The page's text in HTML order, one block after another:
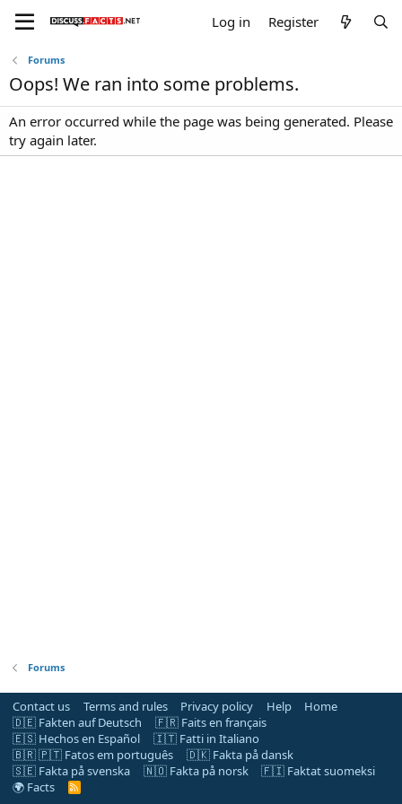
Log in Register
Forums
Oops! We ran into some problems.
An error occurred while the page was being generated. Please
try again later.
Forums
Contact us Terms and rules Privacy policy Help
Home
🇩🇪 Fakten auf Deutsch
🇫🇷 Faits en français
🇪🇸 Hechos en Español
🇮🇹 Fatti in Italiano
🇧🇷 🇵🇹 Fatos em português
🇩🇰 Fakta på dansk
🇸🇪 Fakta på svenska
🇳🇴 Fakta på norsk
🇫🇮 Faktat suomeksi
🌍 Facts
R